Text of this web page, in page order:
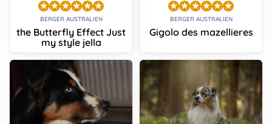
BERGER AUSTRALIEN
the Butterfly Effect Just
my style jella
BERGER AUSTRALIEN
Gigolo des mazellieres